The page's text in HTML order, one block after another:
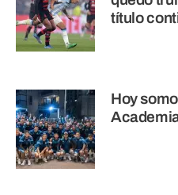
título
Hoy